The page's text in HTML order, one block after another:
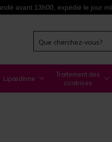
avant 13h00, expédié le jour
Lipœdème
Traitement des
cicatrices